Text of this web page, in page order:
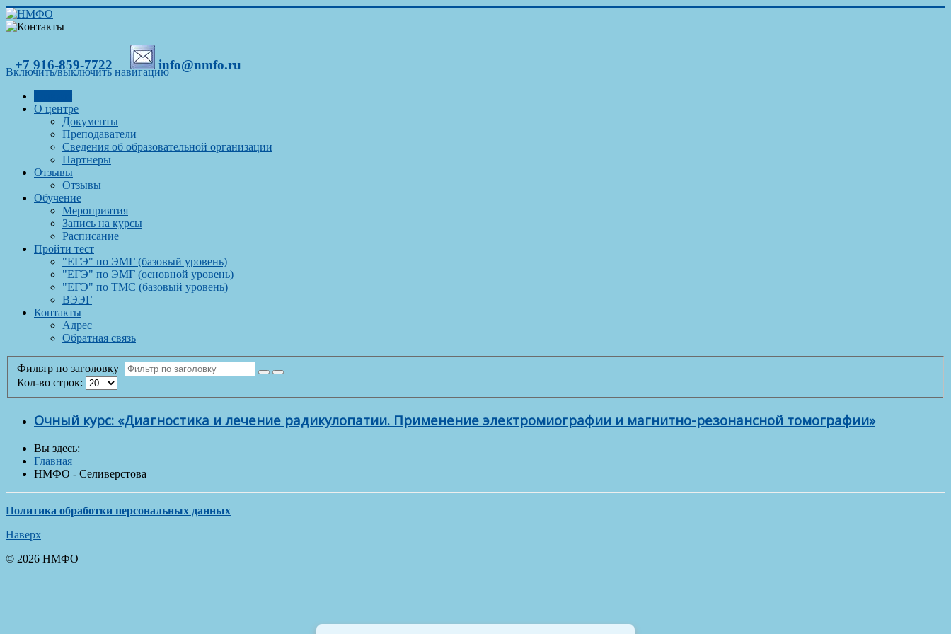
+7 916-859-7722 info@nmfo.ru
Включить/выключить навигацию
О центре
Документы
Преподаватели
Сведения об образовательной организации
Партнеры
Отзывы
Отзывы
Обучение
Мероприятия
Запись на курсы
Расписание
Пройти тест
"ЕГЭ" по ЭМГ (базовый уровень)
"ЕГЭ" по ЭМГ (основной уровень)
"ЕГЭ" по ТМС (базовый уровень)
ВЭЭГ
Контакты
Адрес
Обратная связь
Фильтр по заголовку
Кол-во строк:
Очный курс: «Диагностика и лечение радикулопатии. Применение электромиографии и магнитно-резонансной томографии»
Вы здесь:
Главная
НМФО - Селиверстова
Политика обработки персональных данных
Наверх
© 2026 НМФО